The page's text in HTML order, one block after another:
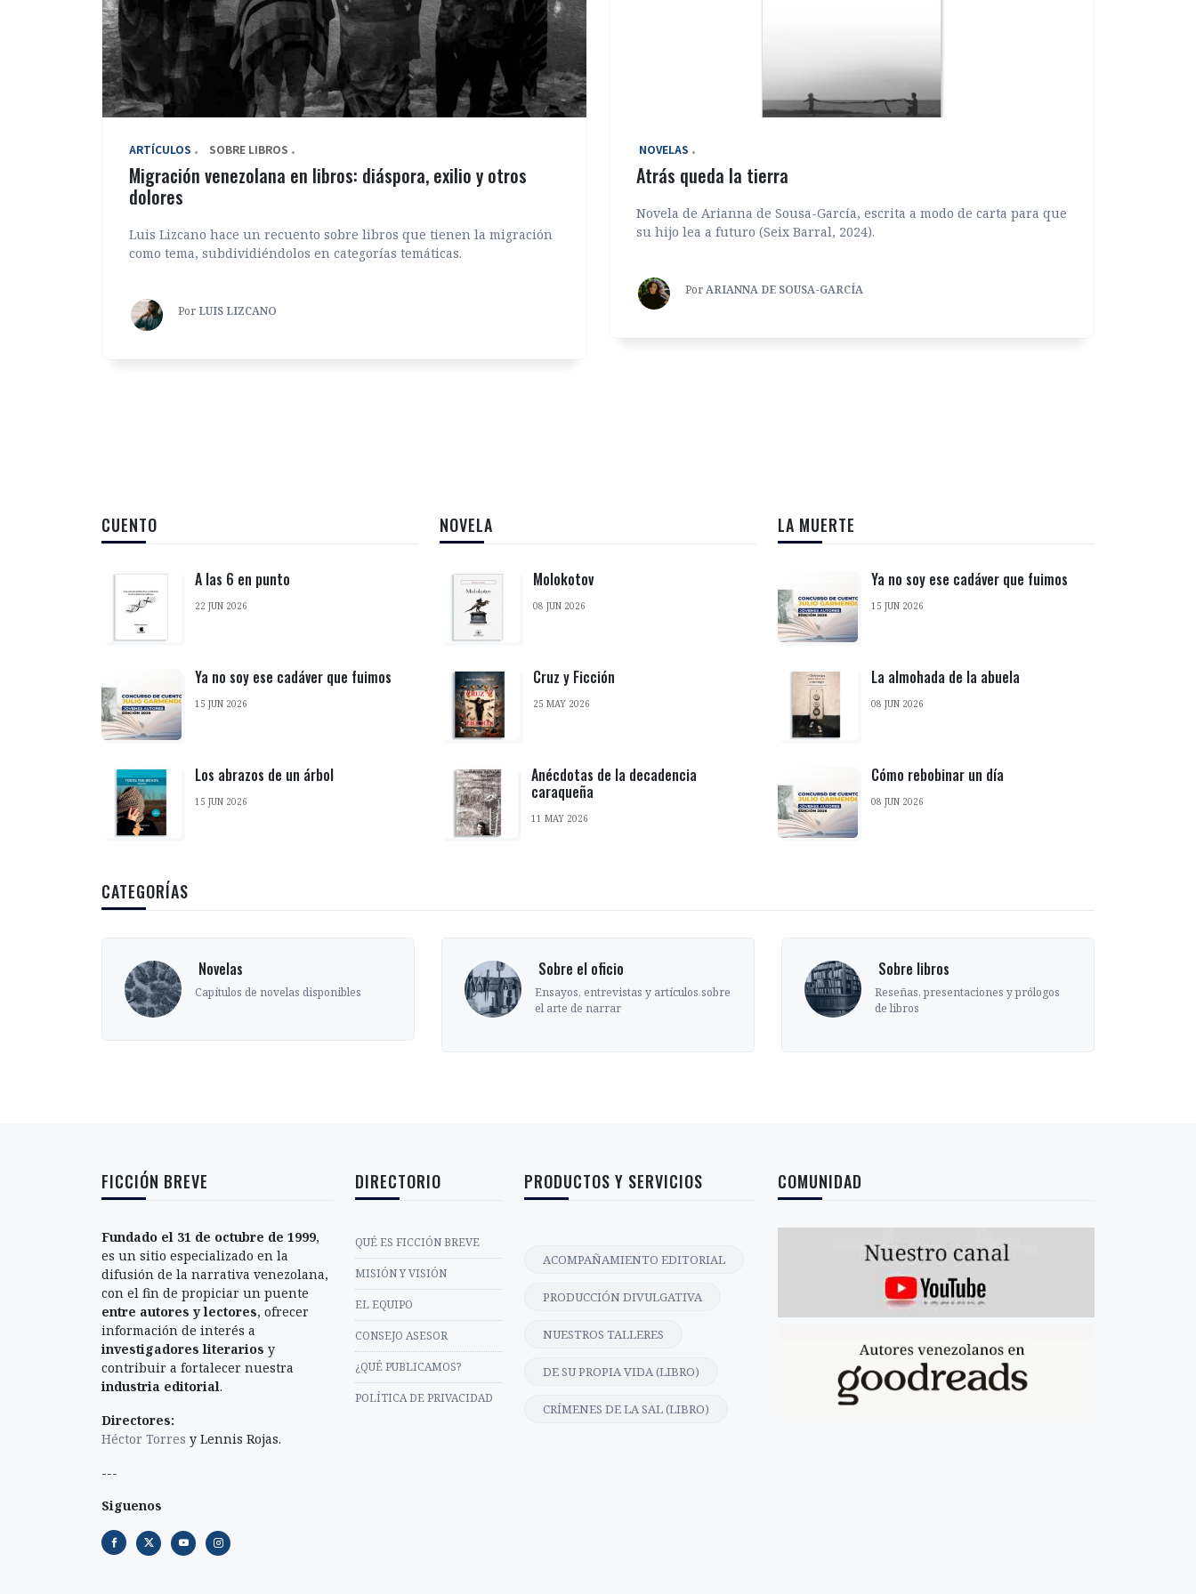
ARTÍCULOS SOBRE LIBROS
Migración venezolana en libros: diáspora, exilio y otros
dolores
Luis Lizcano hace un recuento sobre libros que tienen la migración
como tema, subdividiéndolos en categorías temáticas.
Por LUIS LIZCANO
‎ NOVELAS
Atrás queda la tierra
Novela de Arianna de Sousa-García, escrita a modo de carta para que
su hijo lea a futuro (Seix Barral, 2024).
PorARIANNA DE SOUSA-GARCÍA
CUENTO
A las 6 en punto
22 JUN 2026
Ya no soy ese cadáver que fuimos
15 JUN 2026
Los abrazos de un árbol
15 JUN 2026
NOVELA
Molokotov
08 JUN 2026
Cruz y Ficción
25 MAY 2026
Anécdotas de la decadencia
caraqueña
11 MAY 2026
LA MUERTE
Ya no soy ese cadáver que fuimos
15 JUN 2026
La almohada de la abuela
08 JUN 2026
Cómo rebobinar un día
08 JUN 2026
CATEGORÍAS
‎ Novelas
Capítulos de novelas disponibles
‎ Sobre el oficio
Ensayos, entrevistas y artículos sobre
el arte de narrar
‎ Sobre libros
Reseñas, presentaciones y prólogos
de libros
FICCIÓN BREVE
Fundado el 31 de octubre de 1999,
es un sitio especializado en la
difusión de la narrativa venezolana,
con el fin de propiciar un puente
entre autores y lectores, ofrecer
información de interés a
investigadores literarios y
contribuir a fortalecer nuestra
industria editorial.
Directores:
Héctor Torres y Lennis Rojas.
---
Siguenos
DIRECTORIO
QUÉ ES FICCIÓN BREVE
MISIÓN Y VISIÓN
EL EQUIPO
CONSEJO ASESOR
¿QUÉ PUBLICAMOS?
POLÍTICA DE PRIVACIDAD
PRODUCTOS Y SERVICIOS
ACOMPAÑAMIENTO EDITORIAL
PRODUCCIÓN DIVULGATIVA
NUESTROS TALLERES
DE SU PROPIA VIDA (LIBRO)
CRÍMENES DE LA SAL (LIBRO)
COMUNIDAD